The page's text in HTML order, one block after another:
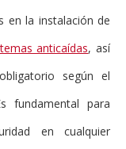
en la instalación de
anticaídas, así
según el
fundamental para
en cualquier